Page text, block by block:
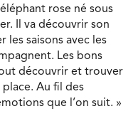
rose né sous
Il va découvrir son
les saisons avec les
Les bons
découvrir et trouver
place. Au fil des
que l’on suit. »